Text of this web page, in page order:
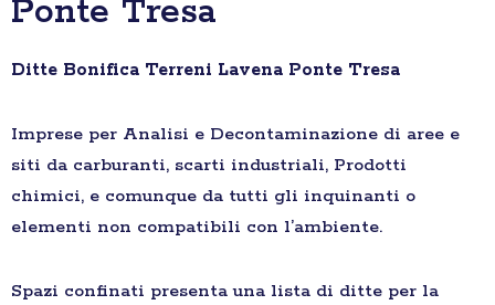
Ponte Tresa
Ditte Bonifica Terreni Lavena Ponte Tresa
Imprese per Analisi e Decontaminazione di aree e
siti da carburanti, scarti industriali, Prodotti
chimici, e comunque da tutti gli inquinanti o
elementi non compatibili con l’ambiente.
Spazi confinati presenta una lista di ditte per la